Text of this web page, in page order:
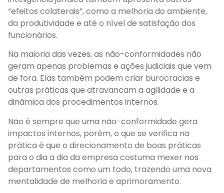
“efeitos colaterais”, como a melhoria do ambiente,
da produtividade e até o nível de satisfação dos
funcionários.
Na maioria das vezes, as não-conformidades não
geram apenas problemas e ações judiciais que vem
de fora. Elas também podem criar burocracias e
outras práticas que atravancam a agilidade e a
dinâmica dos procedimentos internos.
Não é sempre que uma não-conformidade gera
impactos internos, porém, o que se verifica na
prática é que o direcionamento de boas práticas
para o dia a dia da empresa costuma mexer nos
departamentos como um todo, trazendo uma nova
mentalidade de melhoria e aprimoramento.